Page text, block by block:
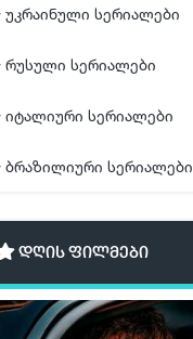
უკრაინული სერიალები
რუსული სერიალები
იტალიური სერიალები
ბრაზილიური სერიალები
დღის ფილმები